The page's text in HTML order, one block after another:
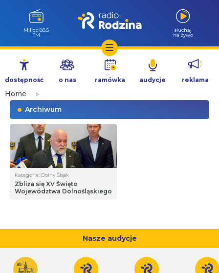
Przejdź
treści
Milicz 88.5
FM
słuchaj
na żywo
dostępność o nas ramówka audycje reklama
Home
»
Archiwum
Kategoria: Dolny Śląsk
Zbliża się XV Święto
Województwa Dolnośląskiego
Nasze audycje